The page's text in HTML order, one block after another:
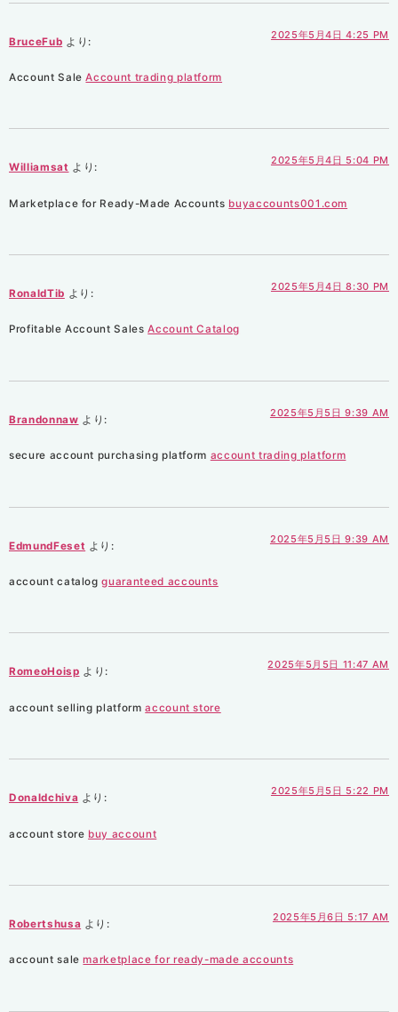
BruceFub より:
2025年5月4日 4:25 PM
Account SaleAccount trading platform
Williamsat より:
2025年5月4日 5:04 PM
Marketplace for Ready-Made Accounts buyaccounts001.com
RonaldTib より:
2025年5月4日 8:30 PM
Profitable Account SalesAccount Catalog
Brandonnaw より:
2025年5月5日 9:39 AM
secure account purchasing platform account trading platform
EdmundFeset より:
2025年5月5日 9:39 AM
account catalogguaranteed accounts
RomeoHoisp より:
2025年5月5日 11:47 AM
account selling platformaccount store
Donaldchiva より:
2025年5月5日 5:22 PM
account store buy account
Robertshusa より:
2025年5月6日 5:17 AM
account salemarketplace for ready-made accounts